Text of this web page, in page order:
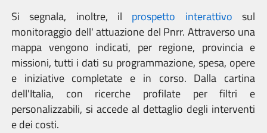
Si segnala, inoltre, il prospetto interattivosul
monitoraggio dell' attuazione del Pnrr. Attraverso una
mappa vengono indicati, per regione, provincia e
missioni, tutti i dati su programmazione, spesa, opere
e iniziative completate e in corso. Dalla cartina
dell'Italia, con ricerche profilate per filtri e
personalizzabili, si accede al dettaglio degli interventi
e dei costi.